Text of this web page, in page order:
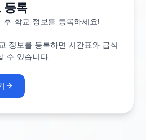
등록
후 학교 정보를 등록하세요!
정보를 등록하면 시간표와 급식
수 있습니다.